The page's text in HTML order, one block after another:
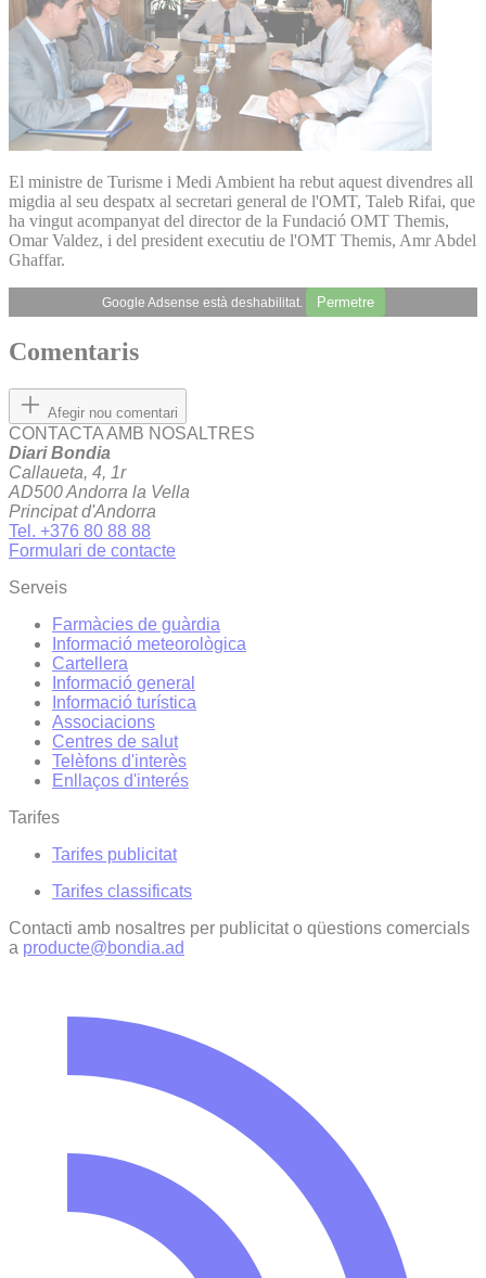
El ministre de Turisme i Medi Ambient ha rebut aquest divendres all
migdia al seu despatx al secretari general de l'OMT, Taleb Rifai, que
ha vingut acompanyat del director de la Fundació OMT Themis,
Omar Valdez, i del president executiu de l'OMT Themis, Amr Abdel
Ghaffar.
Google Adsense està deshabilitat. Permetre
Comentaris
Afegir nou comentari
CONTACTA AMB NOSALTRES
Diari Bondia
Callaueta, 4, 1r
AD500 Andorra la Vella
Principat d'Andorra
Tel. +376 80 88 88
Formulari de contacte
Serveis
Farmàcies de guàrdia
Informació meteorològica
Cartellera
Informació general
Informació turística
Associacions
Centres de salut
Telèfons d'interès
Enllaços d'interés
Tarifes
Tarifes publicitat
Tarifes classificats
Contacti amb nosaltres per publicitat o qüestions comercials
a producte@bondia.ad